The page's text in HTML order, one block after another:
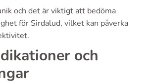
och det är viktigt att bedöma
för Sirdalud, vilket kan påverka
och